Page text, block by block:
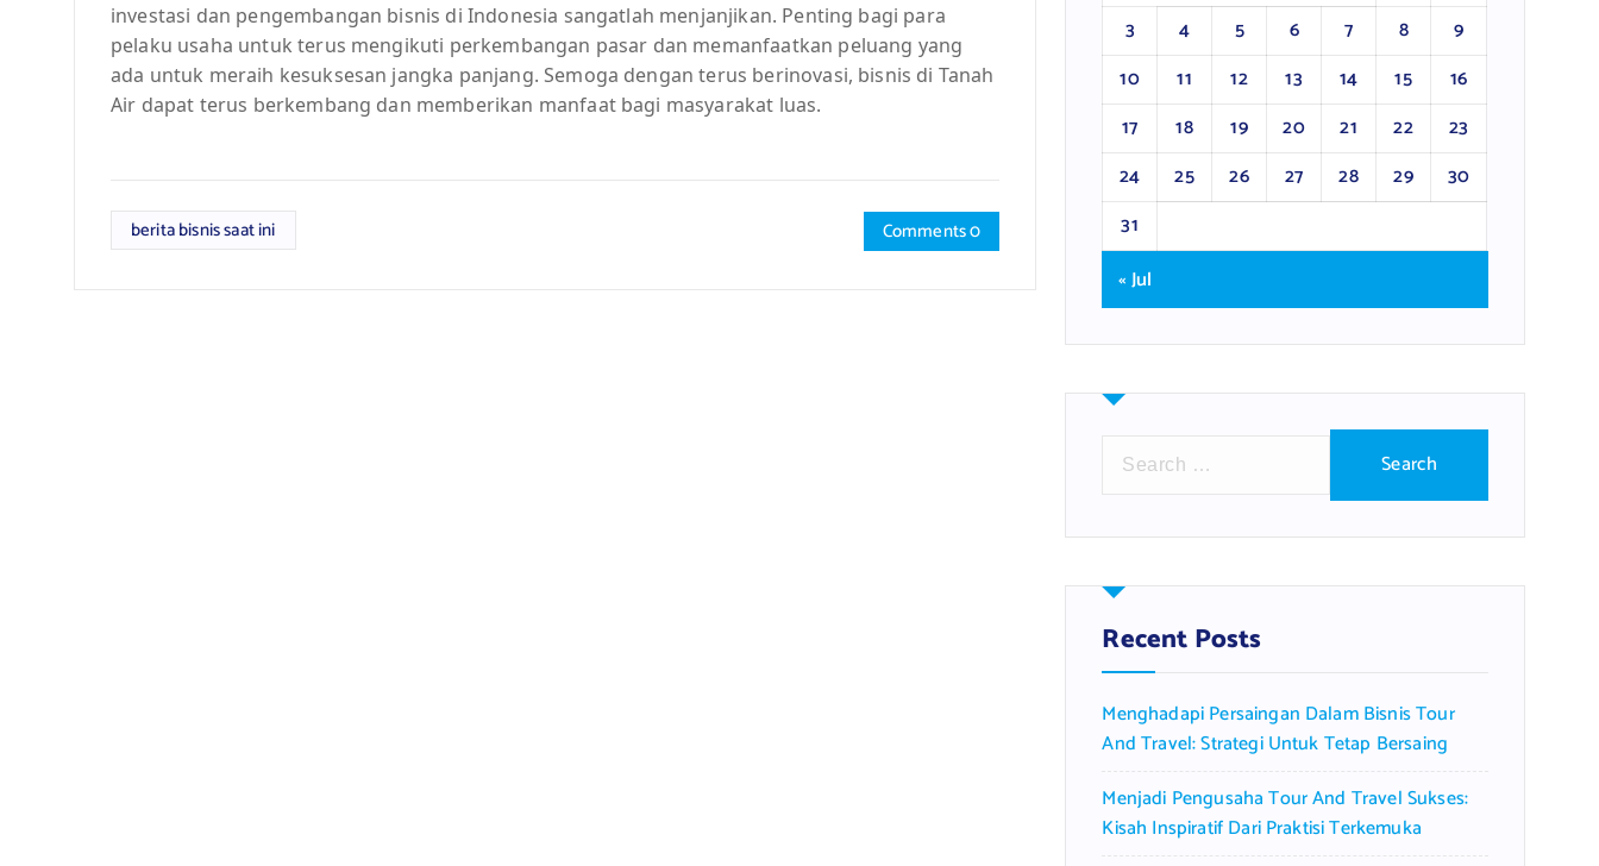
investasi dan pengembangan bisnis di Indonesia sangatlah menjanjikan. Penting bagi para
pelaku usaha untuk terus mengikuti perkembangan pasar dan memanfaatkan peluang yang
ada untuk meraih kesuksesan jangka panjang. Semoga dengan terus berinovasi, bisnis di Tanah
Air dapat terus berkembang dan memberikan manfaat bagi masyarakat luas.
berita bisnis saat ini Comments 0
3
4 5 6 7 8
9
10
11 12 13 14 15
16
17
18 19 20 21 22
23
24
25 26 27 28 29
30
31
« Jul
r
h
f
o
:
Recent Posts
Menghadapi Persaingan Dalam Bisnis Tour
And Travel: Strategi Untuk Tetap Bersaing
Menjadi Pengusaha Tour And Travel Sukses:
Kisah Inspiratif Dari Praktisi Terkemuka